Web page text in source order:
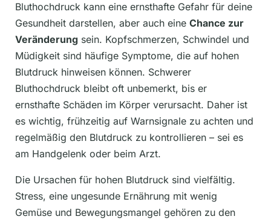
Bluthochdruck kann eine ernsthafte Gefahr für deine
Gesundheit darstellen, aber auch eine Chance zur
Veränderung sein. Kopfschmerzen, Schwindel und
Müdigkeit sind häufige Symptome, die auf hohen
Blutdruck hinweisen können. Schwerer
Bluthochdruck bleibt oft unbemerkt, bis er
ernsthafte Schäden im Körper verursacht. Daher ist
es wichtig, frühzeitig auf Warnsignale zu achten und
regelmäßig den Blutdruck zu kontrollieren – sei es
am Handgelenk oder beim Arzt.
Die Ursachen für hohen Blutdruck sind vielfältig.
Stress, eine ungesunde Ernährung mit wenig
Gemüse und Bewegungsmangel gehören zu den